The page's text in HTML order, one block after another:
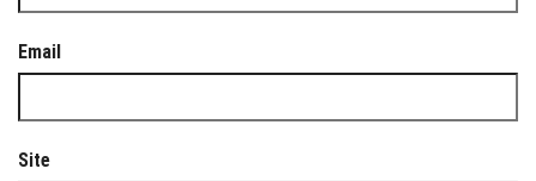
Email
Site